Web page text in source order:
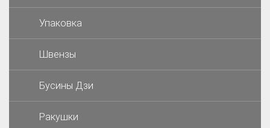
Упаковка
Швензы
Бусины Дзи
Ракушки